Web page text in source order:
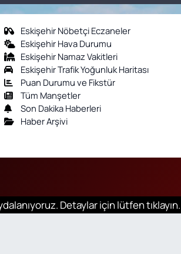
Eskişehir Nöbetçi Eczaneler
Eskişehir Hava Durumu
Eskişehir Namaz Vakitleri
Eskişehir Trafik Yoğunluk Haritası
Puan Durumu ve Fikstür
Tüm Manşetler
Son Dakika Haberleri
Haber Arşivi
Detaylar için lütfen tıklayın.